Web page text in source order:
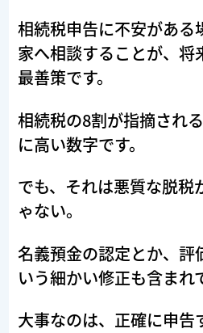
相続税申告に不安がある
家へ相談することが、将
最善策です。
相続税の8割が指摘され
に高い数字です。
でも、それは悪質な脱税
ゃない。
名義預金の認定とか、評
いう細かい修正も含まれ
大事なのは、正確に申告